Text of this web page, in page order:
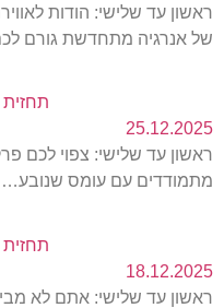
ראשון עד שלישי: הודות
של אנרגיה מתחדשת גורם
25.12.2025
ראשון עד שלישי: צפוי לכם
מתמודדים עם עומס שנובע…
18.12.2025
ראשון עד שלישי: אתם לא